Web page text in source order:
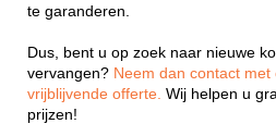
te garanderen.
Dus, bent u op zoek naar nieuwe
vervangen? Neem dan contact met
vrijblijvende offerte. Wij helpen u
prijzen!